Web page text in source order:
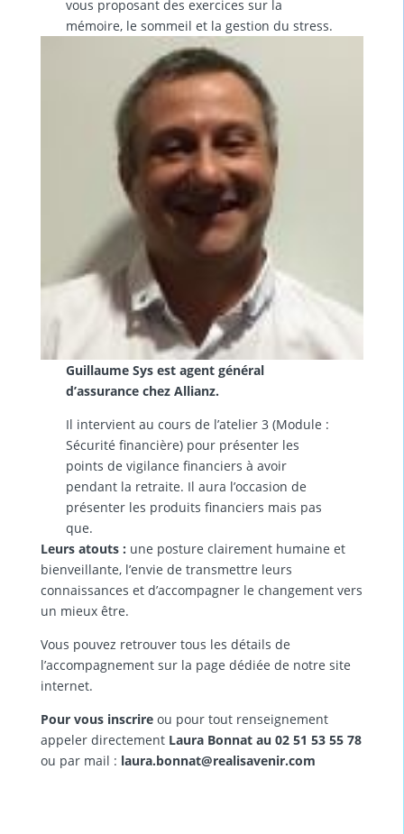
vous proposant des exercices sur la
mémoire, le sommeil et la gestion du stress.
Guillaume Sys est agent général
d’assurance chez Allianz.
Il intervient au cours de l’atelier 3 (Module :
Sécurité financière) pour présenter les
points de vigilance financiers à avoir
pendant la retraite. Il aura l’occasion de
présenter les produits financiers mais pas
que.
Leurs atouts : une posture clairement humaine et
bienveillante, l’envie de transmettre leurs
connaissances et d’accompagner le changement vers
un mieux être.
Vous pouvez retrouver tous les détails de
l’accompagnement sur la page dédiée de notre site
internet.
Pour vous inscrire ou pour tout renseignement
appeler directement Laura Bonnat au 02 51 53 55 78
ou par mail : laura.bonnat@realisavenir.com